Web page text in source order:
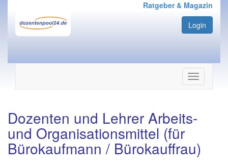
Ratgeber & Magazin
Login
Navigation
ein-/
Dozenten und Lehrer Arbeits-
und Organisationsmittel (für
Bürokaufmann / Bürokauffrau)